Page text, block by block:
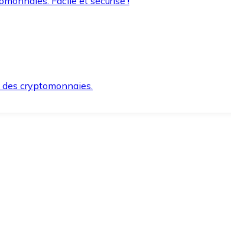
cryptomonnaies.
et en toute sécurité.
vous en avez besoin.